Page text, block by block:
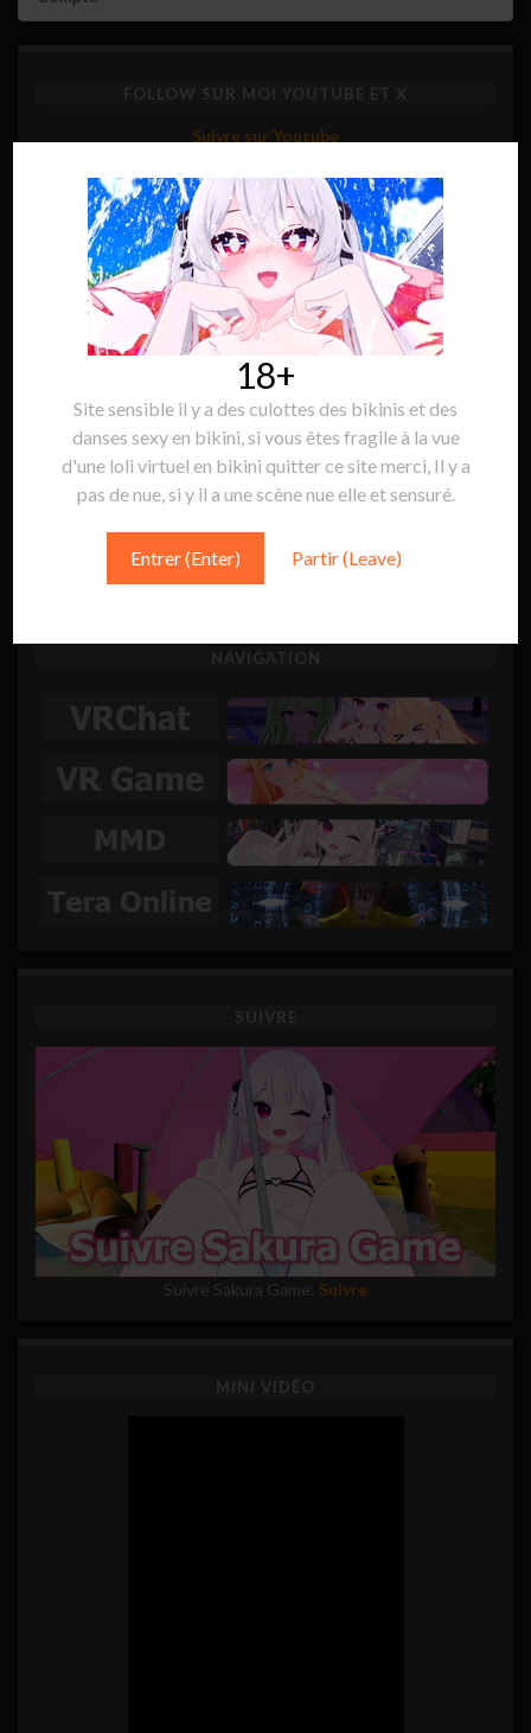
18+
Site sensible il y a des culottes des bikinis et des
danses sexy en bikini, si vous êtes fragile à la vue
d'une loli virtuel en bikini quitter ce site merci, Il y a
pas de nue, si y il a une scène nue elle et sensuré.
Entrer (Enter) Partir (Leave)
FOLLOW SUR MOI YOUTUBE ET X
Suivre sur Youtube
KICK
Regarder sur kick
NAVIGATION
SUIVRE
Suivre Sakura Game: Suivre
MINI VIDÉO